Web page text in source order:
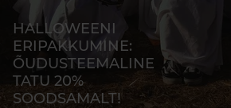
HALLOWEENI
ERIPAKKUMINE:
ÕUDUSTEEMALINE
TATU 20%
SOODSAMALT!